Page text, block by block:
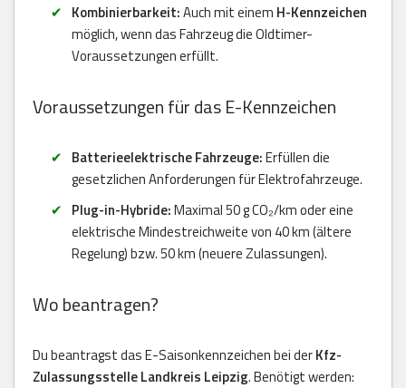
Kombinierbarkeit:Auch mit einem H-Kennzeichen
möglich, wenn das Fahrzeug die Oldtimer-
Voraussetzungen erfüllt.
Voraussetzungen für das E-Kennzeichen
Batterieelektrische Fahrzeuge:Erfüllen die
gesetzlichen Anforderungen für Elektrofahrzeuge.
Plug-in-Hybride:Maximal 50 g CO₂/km oder eine
elektrische Mindestreichweite von 40 km (ältere
Regelung) bzw. 50 km (neuere Zulassungen).
Wo beantragen?
Du beantragst das E-Saisonkennzeichen bei derKfz-
Zulassungsstelle Landkreis Leipzig. Benötigt werden: